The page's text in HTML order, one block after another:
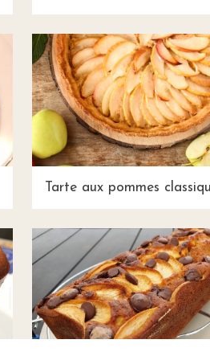
Tarte aux pommes